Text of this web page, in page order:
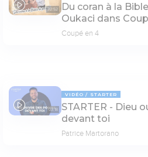
32:52
Du coran à la
Oukaci dans
Coupé en 4
03:18
VIDÉO STARTER
STARTER - Dieu
devant toi
Patrice Martorano